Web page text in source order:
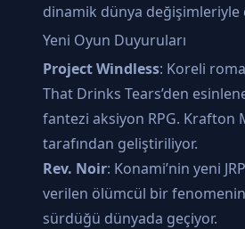
dinamik dünya değişimleriyle
Yeni Oyun Duyuruları
Project Windless: Koreli
That Drinks Tears’den
fantezi aksiyon RPG. Krafton
tarafından geliştiriliyor.
Rev. Noir: Konami’nin yeni
verilen ölümcül bir
sürdüğü dünyada geçiyor.